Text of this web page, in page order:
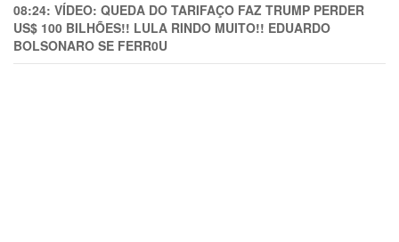
08:24: VÍDEO: QUEDA DO TARIFAÇO FAZ TRUMP PERDER
US$ 100 BILHÕES!! LULA RINDO MUITO!! EDUARDO
BOLSONARO SE FERR0U